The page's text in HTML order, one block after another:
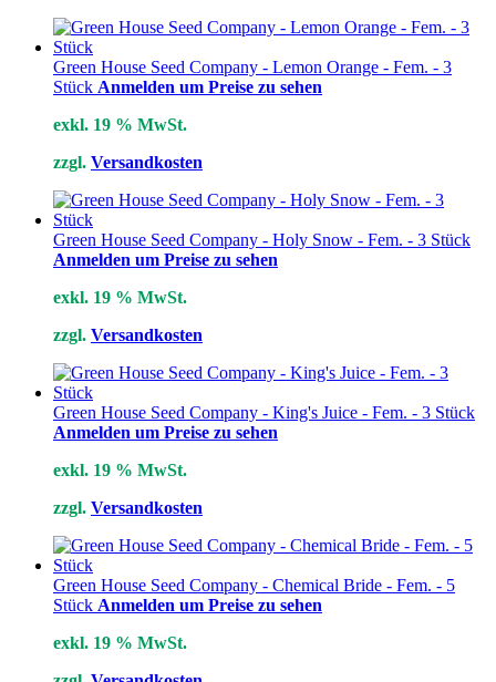
Green House Seed Company - Lemon Orange - Fem. - 3
Stück Anmelden um Preise zu sehen
exkl. 19 % MwSt.
zzgl. Versandkosten
Green House Seed Company - Holy Snow - Fem. - 3 Stück
Anmelden um Preise zu sehen
exkl. 19 % MwSt.
zzgl. Versandkosten
Green House Seed Company - King's Juice - Fem. - 3 Stück
Anmelden um Preise zu sehen
exkl. 19 % MwSt.
zzgl. Versandkosten
Green House Seed Company - Chemical Bride - Fem. - 5
Stück Anmelden um Preise zu sehen
exkl. 19 % MwSt.